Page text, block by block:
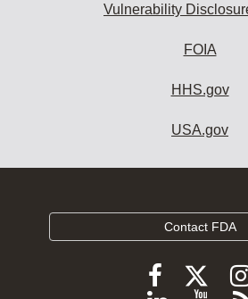
Vulnerability
FOIA
HHS.gov
USA.gov
Contact FDA
FollowFollow
FDA